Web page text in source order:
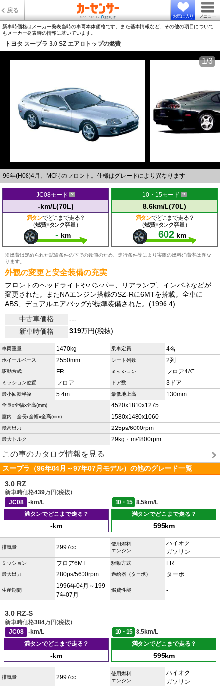
戻る
お気に入り メニュー
新車時価格はメーカー発表当時の車両本体価格です。また基本情報など、その他の項目について
もメーカー発表時の情報に基いています。
トヨタ スープラ 3.0 SZ エアロトップの燃費
96年(H08)4月、MC時のフロント。仕様はグレードにより異なります
1/3
JC08モード
-km/L(70L)
満タンでどこまで走る？
（燃費×タンク容量）
- km
10・15モード
8.6km/L(70L)
満タンでどこまで走る？
（燃費×タンク容量）
602 km
※燃費は定められた試験条件の下での数値のため、走行条件等により実際の燃料消費率は異な
ります。
外観の変更と安全装備の充実
フロントのヘッドライトやバンパー、リアランプ、インパネなどが
変更された。またNAエンジン搭載のSZ-Rに6MTを搭載。全車に
ABS、デュアルエアバッグが標準装備された。(1996.4)
中古車価格
---
新車時価格
319万円(税抜)
車両重量 1470kg 乗車定員 4名
ホイールベース 2550mm シート列数 2列
駆動方式 FR ミッション フロア4AT
ミッション位置 フロア ドア数 3ドア
最小回転半径 5.4m 最低地上高 130mm
全長x全幅x全高(mm) 4520x1810x1275
室内 全長x全幅x全高(mm) 1580x1480x1060
最高出力 225ps/6000rpm
最大トルク 29kg・m/4800rpm
この車のカタログ情報を見る
スープラ（96年04月～97年07月モデル）の他のグレード一覧
3.0 RZ
新車時価格439万円(税抜)
JC08
-km/L 10・15
8.5km/L
満タンでどこまで走る？
-km
満タンでどこまで走る？
595km
排気量 2997cc
使用燃料
エンジン
ハイオク
ガソリン
ミッション フロア6MT 駆動方式 FR
最大出力 280ps/5600rpm 過給器（ターボ） ターボ
生産期間
1996年04月～199
7年07月
燃費性能 -
3.0 RZ-S
新車時価格384万円(税抜)
JC08
-km/L 10・15
8.5km/L
満タンでどこまで走る？
-km
満タンでどこまで走る？
595km
排気量 2997cc
使用燃料
エンジン
ハイオク
ガソリン